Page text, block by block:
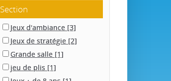
Section
Jeux d'ambiance [3]
Jeux de stratégie [2]
Grande salle [1]
jeu de plis [1]